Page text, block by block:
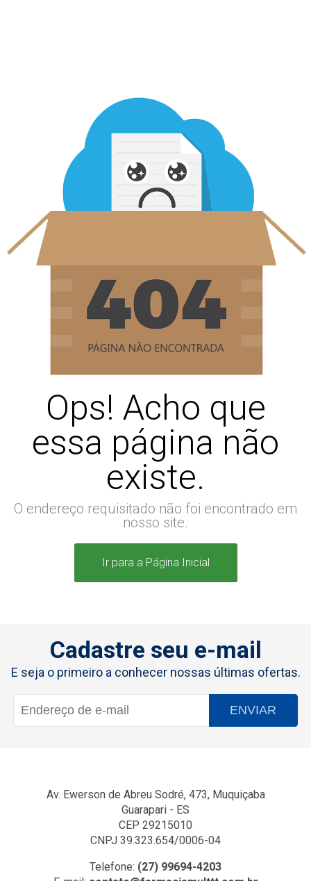
Ops! Acho que
essa página não
existe.
O endereço requisitado não foi encontrado em
nosso site.
Ir para a Página Inicial
Cadastre seu e-mail
E seja o primeiro a conhecer nossas últimas ofertas.
ENVIAR
Av. Ewerson de Abreu Sodré, 473, Muquiçaba
Guarapari - ES
CEP 29215010
CNPJ 39.323.654/0006-04
Telefone: (27) 99694-4203